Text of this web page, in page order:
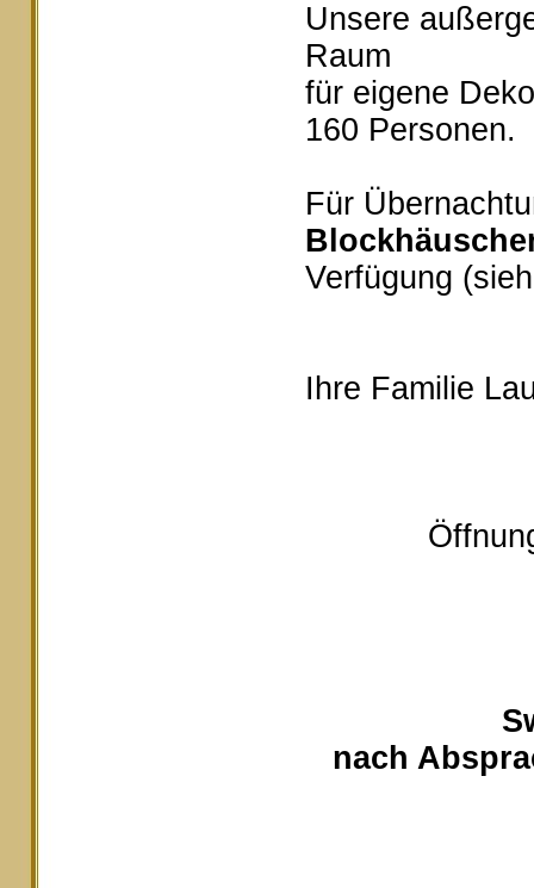
Unsere
Raum
für eigene
160 Personen.
Für
Verfügung
Ihre Familie
nach